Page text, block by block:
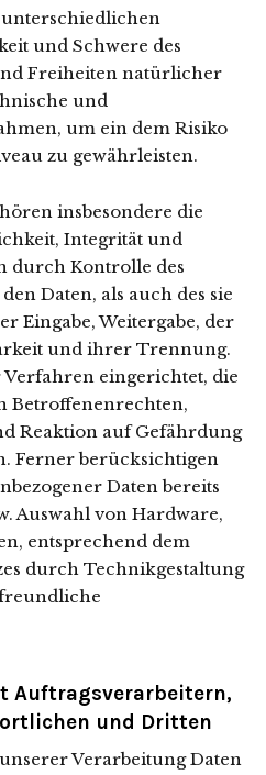
und Schwere des
Freiheiten natürlicher
und
um ein dem Risiko
zu gewährleisten.
insbesondere die
Integrität und
durch Kontrolle des
Daten, als auch des sie
Eingabe, Weitergabe, der
und ihrer Trennung.
Verfahren eingerichtet, die
Betroffenenrechten,
Reaktion auf Gefährdung
Ferner berücksichtigen
Daten bereits
Auswahl von Hardware,
entsprechend dem
durch Technikgestaltung
Auftragsverarbeitern,
und Dritten
Verarbeitung Daten